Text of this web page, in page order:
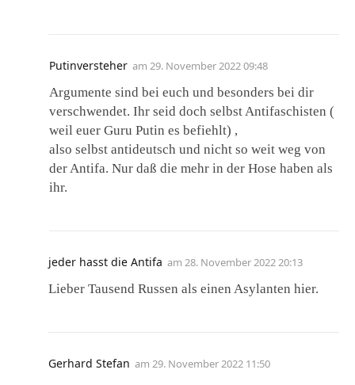
Putinversteher am 29. November 2022 09:48
Argumente sind bei euch und besonders bei dir
verschwendet. Ihr seid doch selbst Antifaschisten (
weil euer Guru Putin es befiehlt) ,
also selbst antideutsch und nicht so weit weg von
der Antifa. Nur daß die mehr in der Hose haben als
ihr.
jeder hasst die Antifa am 28. November 2022 20:13
Lieber Tausend Russen als einen Asylanten hier.
Gerhard Stefan am 29. November 2022 11:50